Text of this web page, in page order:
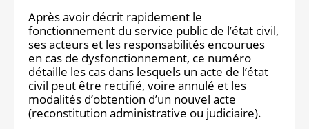
Après avoir décrit rapidement le
fonctionnement du service public de l’état civil,
ses acteurs et les responsabilités encourues
en cas de dysfonctionnement, ce numéro
détaille les cas dans lesquels un acte de l’état
civil peut être rectifié, voire annulé et les
modalités d’obtention d’un nouvel acte
(reconstitution administrative ou judiciaire).